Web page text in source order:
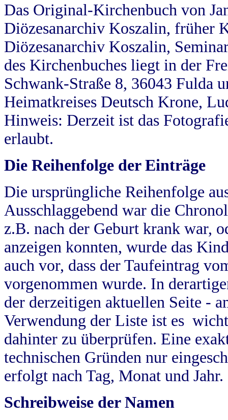
Das Original-Kirchenbuch von
Diözesanarchiv Koszalin, früher
Diözesanarchiv Koszalin,
des Kirchenbuches liegt in der
Schwank-Straße 8, 36043 Fulda
Heimatkreises Deutsch Krone,
Hinweis: Derzeit ist das
erlaubt.
Die Reihenfolge der Einträge
Die ursprüngliche Reihenfolge
Ausschlaggebend war die
z.B. nach der Geburt krank war,
anzeigen konnten, wurde das
auch vor, dass der Taufeintrag
vorgenommen wurde. In
der derzeitigen aktuellen Seite -
Verwendung der Liste ist es
dahinter zu überprüfen. Eine
technischen Gründen nur
erfolgt nach Tag, Monat und Jahr.
Schreibweise der Namen